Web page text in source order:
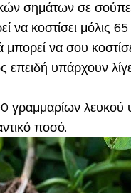
σημάτων σε
να κοστίσει
να σου
επειδή υπάρχουν
γραμμαρίων
ποσό.